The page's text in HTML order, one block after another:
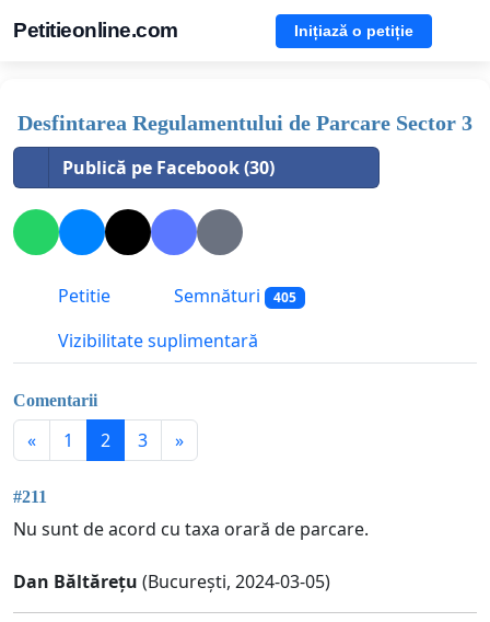
Petitieonline.com Inițiază o petiție
Desfintarea Regulamentului de Parcare Sector 3
Publică pe Facebook (30)
Petitie Semnături 405
Vizibilitate suplimentară
Comentarii
« 1 2 3 »
#211
Nu sunt de acord cu taxa orară de parcare.
Dan Băltărețu (București, 2024-03-05)